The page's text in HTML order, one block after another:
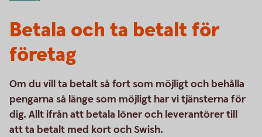
Betala och ta betalt för
företag
Om du vill ta betalt så fort som möjligt och behålla
pengarna så länge som möjligt har vi tjänsterna för
dig. Allt ifrån att betala löner och leverantörer till
att ta betalt med kort och Swish.